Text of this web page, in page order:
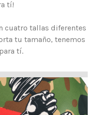
tí!
cuatro tallas diferentes
tu tamaño, tenemos
tí.